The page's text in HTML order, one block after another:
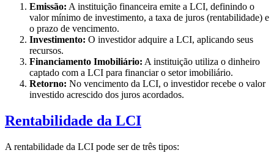
Emissão: A instituição financeira emite a LCI, definindo o
valor mínimo de investimento, a taxa de juros (rentabilidade) e
o prazo de vencimento.
Investimento: O investidor adquire a LCI, aplicando seus
recursos.
Financiamento Imobiliário: A instituição utiliza o dinheiro
captado com a LCI para financiar o setor imobiliário.
Retorno: No vencimento da LCI, o investidor recebe o valor
investido acrescido dos juros acordados.
Rentabilidade da LCI
A rentabilidade da LCI pode ser de três tipos: